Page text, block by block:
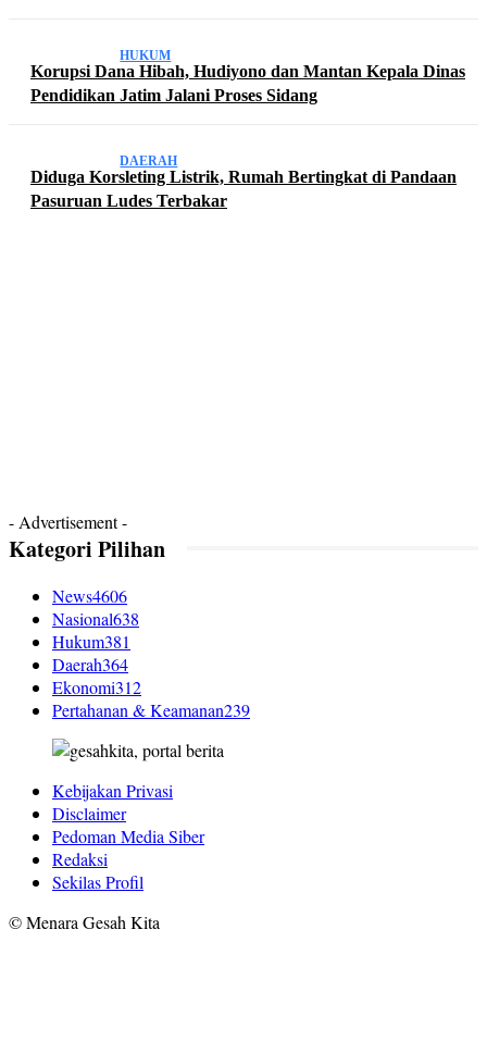
HUKUM
Korupsi Dana Hibah, Hudiyono dan Mantan Kepala Dinas
Pendidikan Jatim Jalani Proses Sidang
DAERAH
Diduga Korsleting Listrik, Rumah Bertingkat di Pandaan
Pasuruan Ludes Terbakar
- Advertisement -
Kategori Pilihan
News4606
Nasional638
Hukum381
Daerah364
Ekonomi312
Pertahanan & Keamanan239
Kebijakan Privasi
Disclaimer
Pedoman Media Siber
Redaksi
Sekilas Profil
© Menara Gesah Kita